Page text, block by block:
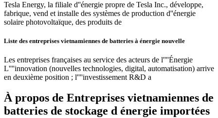
Tesla Energy, la filiale d''énergie propre de Tesla Inc., développe,
fabrique, vend et installe des systèmes de production d''énergie
solaire photovoltaïque, des produits de
Liste des entreprises vietnamiennes de batteries à énergie nouvelle
Les entreprises françaises au service des acteurs de l''''Énergie
L''''innovation (nouvelles technologies, digital, automatisation) arrive
en deuxième position ; l''''investissement R&D a
À propos de Entreprises vietnamiennes de
batteries de stockage d énergie importées